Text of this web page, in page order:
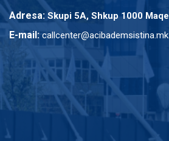
Adresa: Skupi 5A, Shkup 1000
E-mail: callcenter@acibademsistina.mk